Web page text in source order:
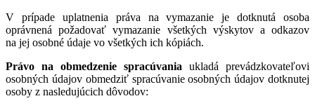
V prípade uplatnenia práva na vymazanie je dotknutá osoba
oprávnená požadovať vymazanie všetkých výskytov a odkazov
na jej osobné údaje vo všetkých ich kópiách.
Právo na obmedzenie spracúvania ukladá prevádzkovateľovi
osobných údajov obmedziť spracúvanie osobných údajov dotknutej
osoby z nasledujúcich dôvodov: